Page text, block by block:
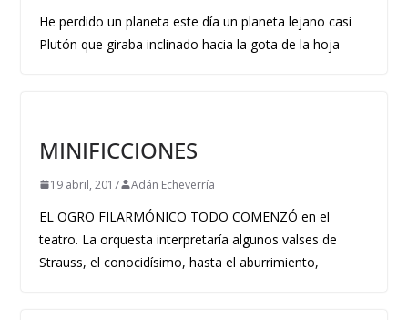
He perdido un planeta este día un planeta lejano casi
Plutón que giraba inclinado hacia la gota de la hoja
MINIFICCIONES
19 abril, 2017 Adán Echeverría
EL OGRO FILARMÓNICO TODO COMENZÓ en el
teatro. La orquesta interpretaría algunos valses de
Strauss, el conocidísimo, hasta el aburrimiento,